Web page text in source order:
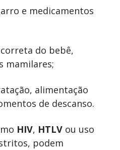
e medicamentos
do bebê,
mamilares;
alimentação
de descanso.
HIV, HTLV ou uso
podem